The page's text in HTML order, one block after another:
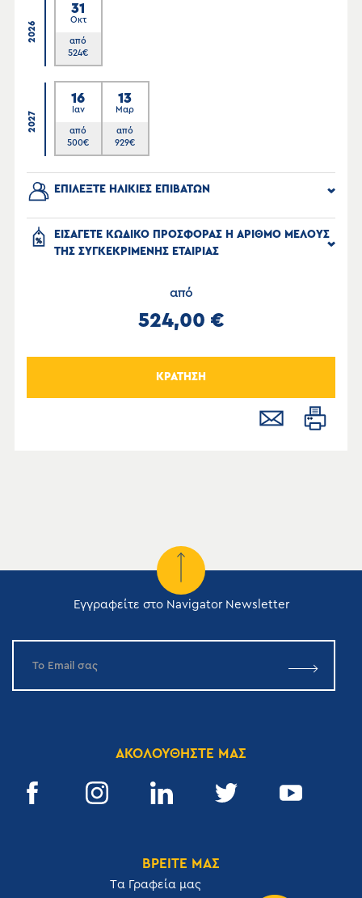
2026
31
Οκτ
από
524€
2027
16
Ιαν
από
500€
13
Μαρ
από
929€
ΕΠΙΛΕΞΤΕ ΗΛΙΚΙΕΣ ΕΠΙΒΑΤΩΝ
ΕΙΣΑΓΕΤΕ ΚΩΔΙΚΟ ΠΡΟΣΦΟΡΑΣ Η ΑΡΙΘΜΟ ΜΕΛΟΥΣ
ΤΗΣ ΣΥΓΚΕΚΡΙΜΕΝΗΣ ΕΤΑΙΡΙΑΣ
από
524,00 €
ΚΡΑΤΗΣΗ
Εγγραφείτε στο Navigator Newsletter
ΑΚΟΛΟΥΘΗΣΤΕ ΜΑΣ
ΒΡΕΙΤΕ ΜΑΣ
Tα Γραφεία μας